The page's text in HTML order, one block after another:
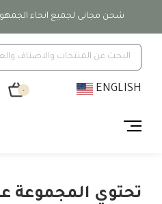
شحن مجانى لجميع انحاء
٠ ENGLISH
تحتوي المجموعة